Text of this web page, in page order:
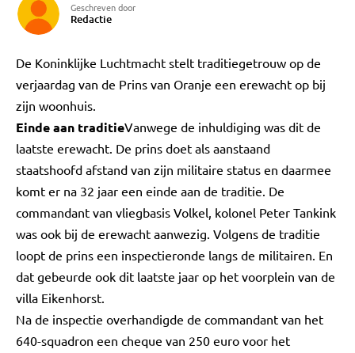
Geschreven door
Redactie
De Koninklijke Luchtmacht stelt traditiegetrouw op de
verjaardag van de Prins van Oranje een erewacht op bij
zijn woonhuis.
Einde aan traditieVanwege de inhuldiging was dit de
laatste erewacht. De prins doet als aanstaand
staatshoofd afstand van zijn militaire status en daarmee
komt er na 32 jaar een einde aan de traditie. De
commandant van vliegbasis Volkel, kolonel Peter Tankink
was ook bij de erewacht aanwezig. Volgens de traditie
loopt de prins een inspectieronde langs de militairen. En
dat gebeurde ook dit laatste jaar op het voorplein van de
villa Eikenhorst.
Na de inspectie overhandigde de commandant van het
640-squadron een cheque van 250 euro voor het